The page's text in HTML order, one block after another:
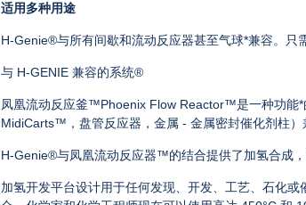
适用多种用途
H-Genie®与所有间歇和流动反应器甚至气球*兼容。只
与 H-GENIE 兼容的系统®
凤凰流动反应釜™Phoenix Flow Reactor™是一种功能*
MidiCarts™，盘管反应器，金属 - 金属密封催化剂柱）
H-Genie®与凤凰流动反应器™的结合提供了加氢合成，
加氢开发平台设计用于任何发现、开发、工艺、石化